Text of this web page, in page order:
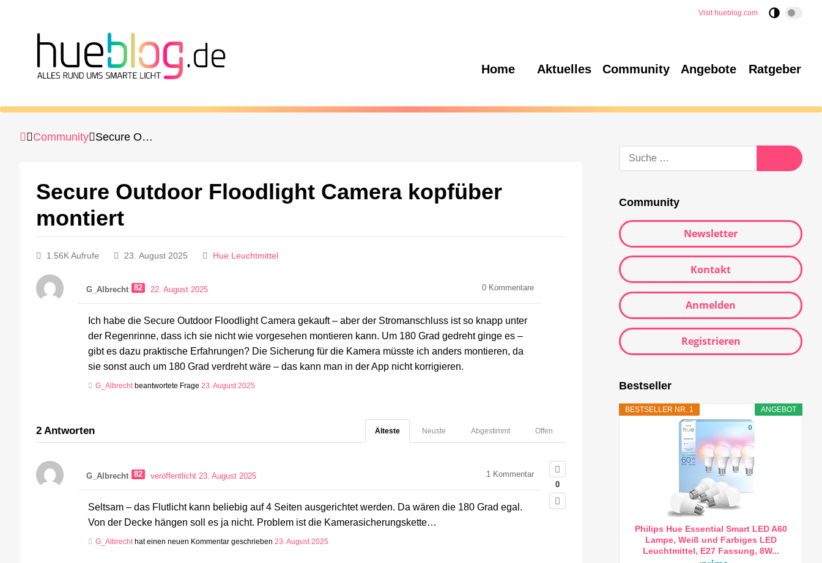
Visit hueblog.com
Home Aktuelles Community Angebote Ratgeber
Community Secure Outdoor Floodlight Camera kopfüber montiert
Secure Outdoor Floodlight Camera kopfüber
montiert
1.56K Aufrufe 23. August 2025 Hue Leuchtmittel
G_Albrecht 82 22. August 2025 0 Kommentare
Ich habe die Secure Outdoor Floodlight Camera gekauft – aber der Stromanschluss ist so knapp unter
der Regenrinne, dass ich sie nicht wie vorgesehen montieren kann. Um 180 Grad gedreht ginge es –
gibt es dazu praktische Erfahrungen? Die Sicherung für die Kamera müsste ich anders montieren, da
sie sonst auch um 180 Grad verdreht wäre – das kann man in der App nicht korrigieren.
G_Albrechtbeantwortete Frage 23. August 2025
2 Antworten Offen
Abgestimmt
Neuste
Älteste
0
G_Albrecht 82 veröffentlicht 23. August 2025 1 Kommentar
Seltsam – das Flutlicht kann beliebig auf 4 Seiten ausgerichtet werden. Da wären die 180 Grad egal.
Von der Decke hängen soll es ja nicht. Problem ist die Kamerasicherungskette…
G_Albrechthat einen neuen Kommentar geschrieben 23. August 2025
Community
Newsletter
Kontakt
Anmelden
Registrieren
Bestseller
ANGEBOT
BESTSELLER NR. 1
Philips Hue Essential Smart LED A60
Lampe, Weiß und Farbiges LED
Leuchtmittel, E27 Fassung, 8W...